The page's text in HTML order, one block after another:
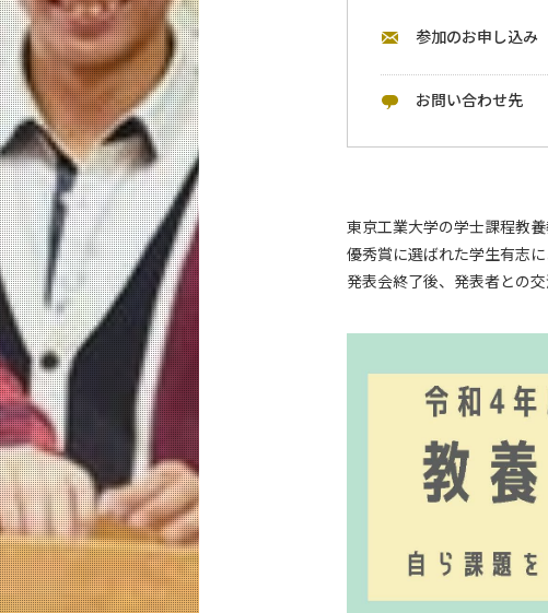
参加のお申し込み
お問い合わせ先
東京工業大学の学士課程教
優秀賞に選ばれた学生有志
発表会終了後、発表者との